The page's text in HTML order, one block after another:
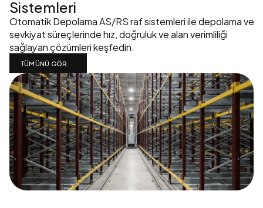
Sistemleri
Otomatik Depolama AS/RS raf sistemleri ile depolama ve
sevkiyat süreçlerinde hız, doğruluk ve alan verimliliği
sağlayan çözümleri keşfedin.
TÜMÜNÜ GÖR